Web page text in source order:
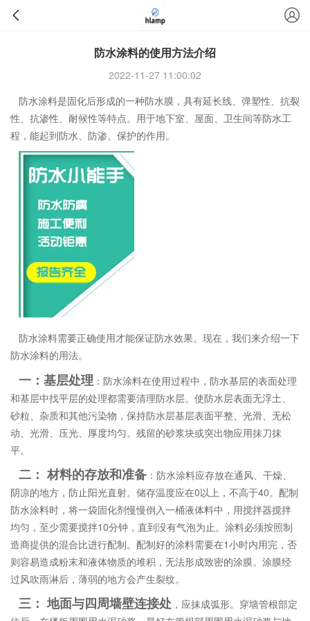
防水涂料的使用方法介绍
2022-11-27 11:00:02
防水涂料是固化后形成的一种防水膜，具有延长线、弹塑性、抗裂
性、抗渗性、耐候性等特点。用于地下室、屋面、卫生间等防水工
程，能起到防水、防渗、保护的作用。
防水涂料需要正确使用才能保证防水效果。现在，我们来介绍一下
防水涂料的用法。
一：基层处理 ：防水涂料在使用过程中，防水基层的表面处理
和基层中找平层的处理都需要清理防水层。使防水层表面无浮土、
砂粒、杂质和其他污染物，保持防水层基层表面平整、光滑、无松
动、光滑、压光、厚度均匀。残留的砂浆块或突出物应用抹刀抹
平。
二： 材料的存放和准备 ：防水涂料应存放在通风、干燥、
阴凉的地方，防止阳光直射。储存温度应在0以上，不高于40。配制
防水涂料时，将一袋固化剂慢慢倒入一桶液体料中，用搅拌器搅拌
均匀，至少需要搅拌10分钟，直到没有气泡为止。涂料必须按照制
造商提供的混合比进行配制。配制好的涂料需要在1小时内用完，否
则容易造成粉末和液体物质的堆积，无法形成致密的涂膜。涂膜经
过风吹雨淋后，薄弱的地方会产生裂纹。
三： 地面与四周墙壁连接处 ，应抹成弧形。穿墙管根部定